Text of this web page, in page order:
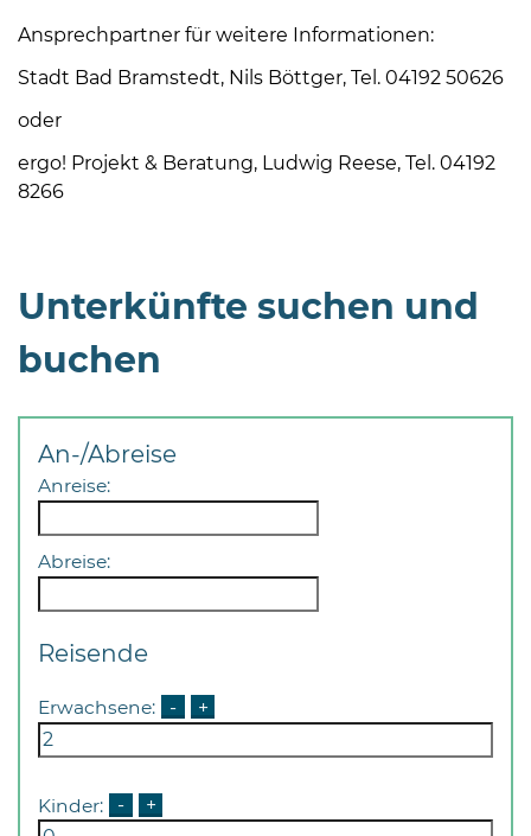
Ansprechpartner für weitere Informationen:
Stadt Bad Bramstedt, Nils Böttger, Tel. 04192 50626
oder
ergo! Projekt & Beratung, Ludwig Reese, Tel. 04192
8266
Unterkünfte suchen und
buchen
An-/Abreise
Anreise:
Abreise:
Reisende
Erwachsene: - +
Kinder: - +